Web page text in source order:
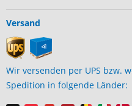
Versand
Wir versenden per UPS bzw.
Spedition in folgende Länder: